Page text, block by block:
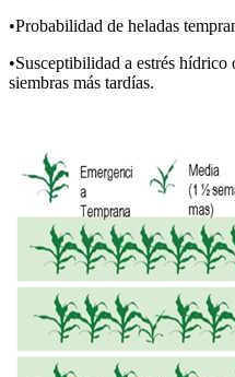
•Probabilidad de heladas
•Susceptibilidad a estrés
siembras más tardías.